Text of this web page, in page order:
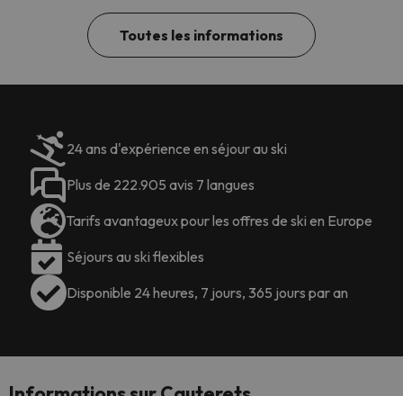
Toutes les informations
24 ans d'expérience en séjour au ski
Plus de 222.905 avis 7 langues
Tarifs avantageux pour les offres de ski en Europe
Séjours au ski flexibles
Disponible 24 heures, 7 jours, 365 jours par an